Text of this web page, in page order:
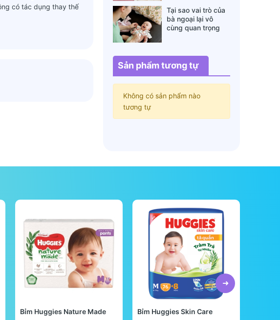
có tác dụng thay thế
không biết
Tại sao vai trò của
bà ngoại lại vô
cùng quan trọng
bất ngờ
Sản phẩm tương tự
Không có sản phẩm nào
tương tự
Bỉm Huggies Nature Made Bỉm Huggies Skin Care